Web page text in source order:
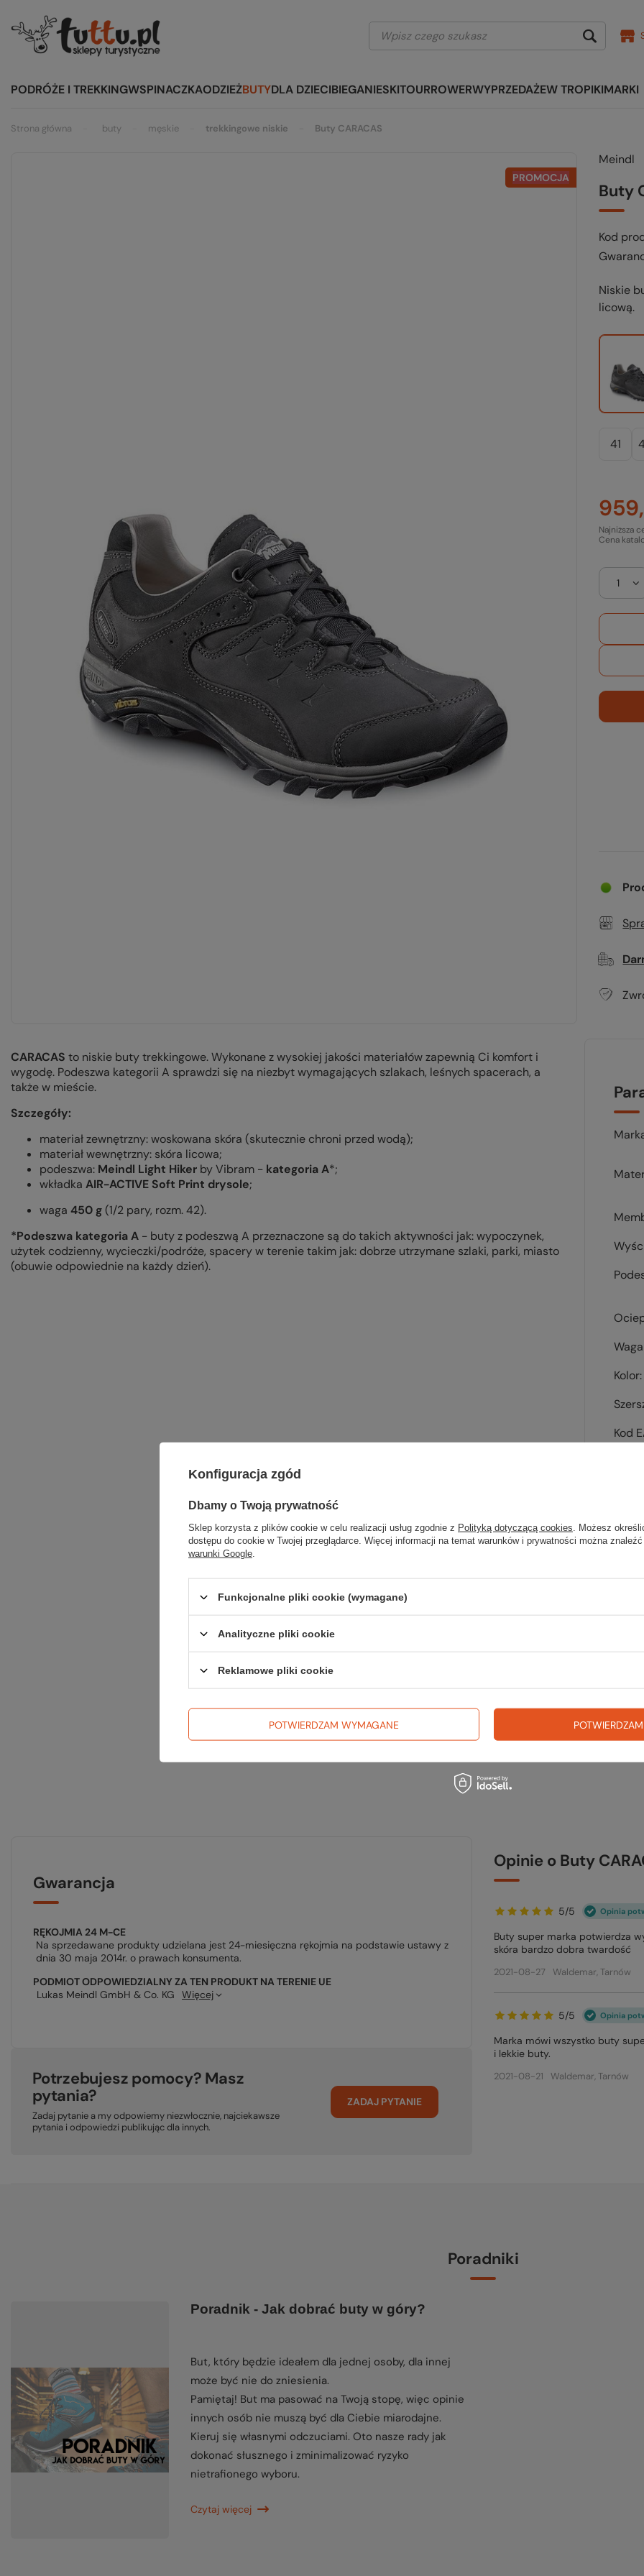
PODRÓŻE I TREKKINGWSPINACZKAODZIEŻBUTYDLA DZIECIBIEGANIESKITOURROWERWYPRZEDAŻEW TROPIKIMARKI
Strona główna buty męskie trekkingowe niskie Buty CARACAS
PROMOCJA
Meindl
Buty
Kod
Niskie
licową.
41
Cena
Najniższa
CARACAS to niskie buty trekkingowe. Wykonane z wysokiej jakości materiałów zapewnią Ci komfort i
wygodę. Podeszwa kategorii A sprawdzi się na niezbyt wymagających szlakach, leśnych spacerach, a
także w mieście.
Szczegóły:
materiał zewnętrzny: woskowana skóra (skutecznie chroni przed wodą);
materiał wewnętrzny: skóra licowa;
podeszwa: Meindl Light Hiker by Vibram - kategoria A*;
wkładka AIR-ACTIVE Soft Print drysole;
waga 450 g(1/2 pary, rozm. 42).
*Podeszwa kategoria A - buty z podeszwą A przeznaczone są do takich aktywności jak: wypoczynek,
użytek codzienny, wycieczki/podróże, spacery w terenie takim jak: dobrze utrzymane szlaki, parki, miasto
(obuwie odpowiednie na każdy dzień).
Kolor
Kod
na
Gwarancja
RĘKOJMIA 24 M-CE
Na sprzedawane produkty udzielana jest 24-miesięczna rękojmia na podstawie ustawy z
dnia 30 maja 2014r. o prawach konsumenta.
PODMIOT ODPOWIEDZIALNY ZA TEN PRODUKT NA TERENIE UE
Lukas Meindl GmbH & Co. KG
Więcej
Potrzebujesz pomocy? Masz
pytania?
Zadaj pytanie a my odpowiemy niezwłocznie, najciekawsze
pytania i odpowiedzi publikując dla innych.
ZADAJ PYTANIE
Opinie o Buty
5/5 Opinia
Buty super marka potwierdza
skóra bardzo dobra twardość
2021-08-27 Waldemar, Tarnów
5/5 Opinia
Marka mówi wszystko buty
i lekkie buty.
2021-08-21 Waldemar, Tarnów
Poradniki
Poradnik - Jak dobrać buty w góry?
But, który będzie ideałem dla jednej osoby, dla innej
może być nie do zniesienia.
Pamiętaj! But ma pasować na Twoją stopę, więc opinie
innych osób nie muszą być dla Ciebie miarodajne.
Kieruj się własnymi odczuciami. Oto nasze rady jak
dokonać słusznego i zminimalizować ryzyko
nietrafionego wyboru.
Czytaj więcej
Konfiguracja zgód
Dbamy o Twoją prywatność
Sklep korzysta z plików cookie w celu realizacji usług zgodnie z Polityką dotyczącą cookies . Możesz
dostępu do cookie w Twojej przeglądarce. Więcej informacji na temat warunków i prywatności można
warunki Google
Funkcjonalne pliki cookie (wymagane)
Analityczne pliki cookie
Reklamowe pliki cookie
POTWIERDZAM WYMAGANE